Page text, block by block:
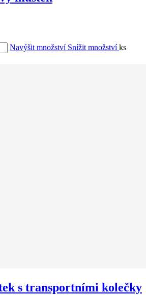
Navýšit množství Snížit množstvíks
s transportními kolečky